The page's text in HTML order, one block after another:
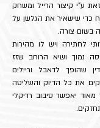
ע"י קיצור הרייל ומשחק
כדי שישאיר את הגלשן על
בשום צורה.
לחתירה ויש לו מהירות
נמוך ושיא הרוחב שזז
שהופך לדאבל וריילים
את כל הדיוק והשליטה
יאפשר סיבוב רדיקלי